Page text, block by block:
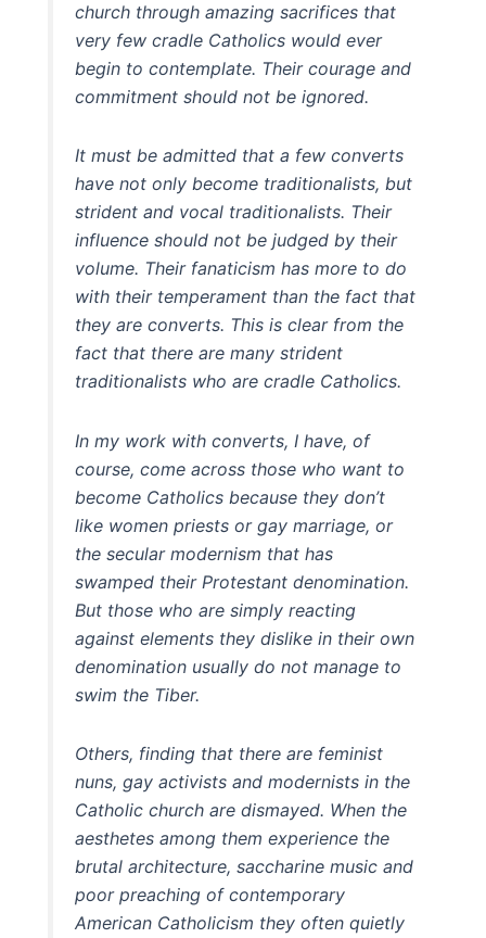
church through amazing sacrifices that
very few cradle Catholics would ever
begin to contemplate. Their courage and
commitment should not be ignored.
It must be admitted that a few converts
have not only become traditionalists, but
strident and vocal traditionalists. Their
influence should not be judged by their
volume. Their fanaticism has more to do
with their temperament than the fact that
they are converts. This is clear from the
fact that there are many strident
traditionalists who are cradle Catholics.
In my work with converts, I have, of
course, come across those who want to
become Catholics because they don’t
like women priests or gay marriage, or
the secular modernism that has
swamped their Protestant denomination.
But those who are simply reacting
against elements they dislike in their own
denomination usually do not manage to
swim the Tiber.
Others, finding that there are feminist
nuns, gay activists and modernists in the
Catholic church are dismayed. When the
aesthetes among them experience the
brutal architecture, saccharine music and
poor preaching of contemporary
American Catholicism they often quietly